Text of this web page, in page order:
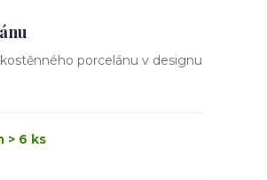
porcelánu v designu
> 6 ks